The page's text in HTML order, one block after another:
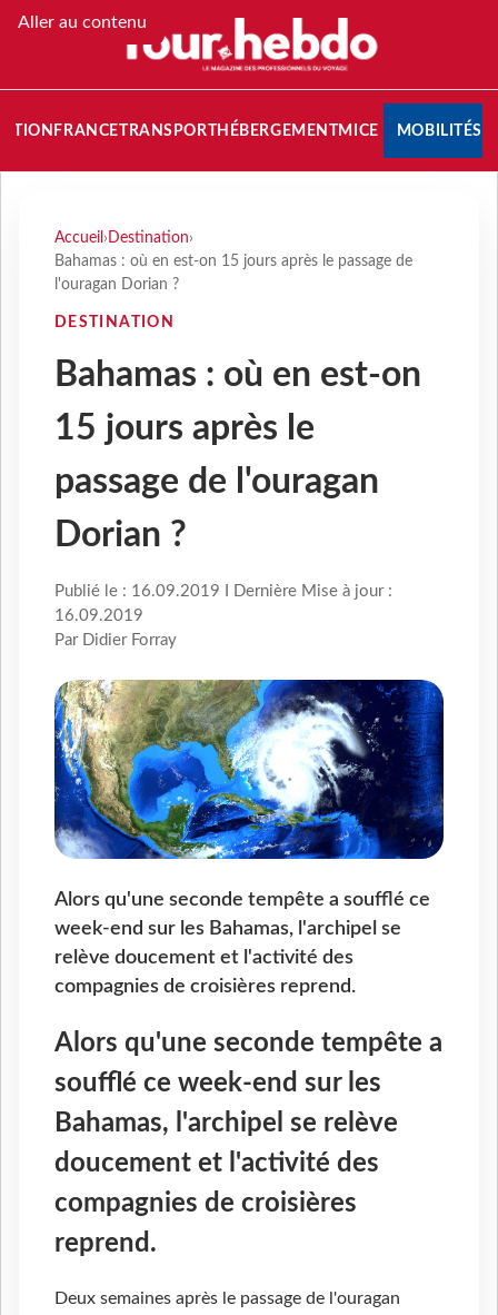
Aller au contenu
FRANCETRANSPORT HÉBERGEMENTMICE MOBILITÉS
Accueil › Destination›
Bahamas : où en est-on 15 jours après le passage de
l'ouragan Dorian ?
DESTINATION
Bahamas : où en est-on
15 jours après le
passage de l'ouragan
Dorian ?
Publié le : 16.09.2019 I Dernière Mise à jour :
16.09.2019
Par Didier Forray
Alors qu'une seconde tempête a soufflé ce
week-end sur les Bahamas, l'archipel se
relève doucement et l'activité des
compagnies de croisières reprend.
Alors qu'une seconde tempête a
soufflé ce week-end sur les
Bahamas, l'archipel se relève
doucement et l'activité des
compagnies de croisières
reprend.
Deux semaines après le passage de l'ouragan